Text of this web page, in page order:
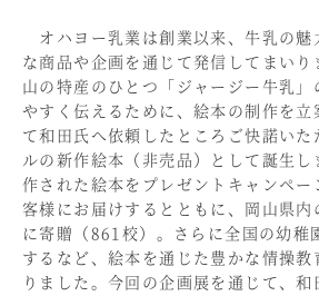
オハヨー乳業は創業以来、牛乳の魅
な商品や企画を通じて発信してまい
山の特産のひとつ「ジャージー牛乳
やすく伝えるために、絵本の制作を立
て和田氏へ依頼したところご快諾い
ルの新作絵本（非売品）として誕生
作された絵本をプレゼントキャンペー
客様にお届けするとともに、岡山県
に寄贈（861校）。さらに全国の幼稚
するなど、絵本を通じた豊かな情操
りました。今回の企画展を通じて、